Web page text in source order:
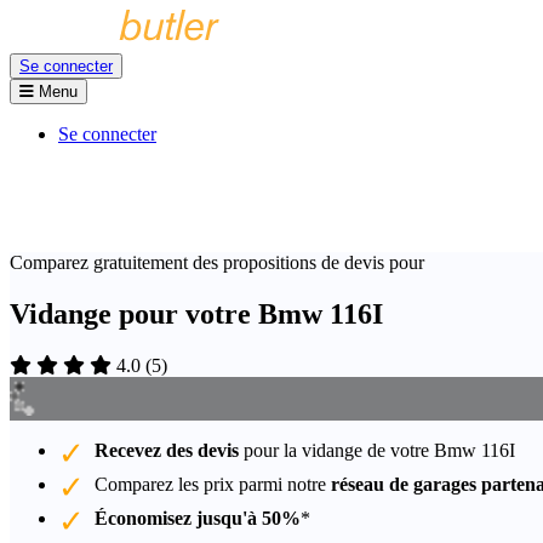
Se connecter
Menu
Se connecter
Comparez gratuitement des propositions de devis pour
Vidange pour votre Bmw 116I
4.0 (5)
Recevez des devis pour la vidange de votre Bmw 116I
Comparez les prix parmi notre réseau de garages
Économisez jusqu'à 50%*